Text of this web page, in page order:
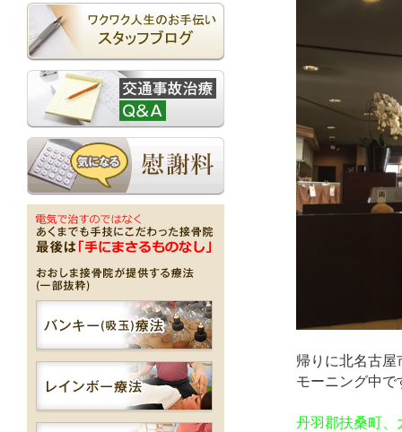
帰りに北名古屋
モーニング中で
丹羽郡扶桑町、